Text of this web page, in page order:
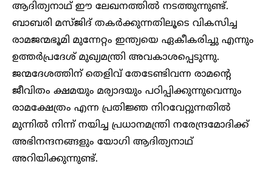
ആദിത്യനാഥ് ഈ ലേഖനത്തില്‍ നടത്തുന്നുണ്ട്.
ബാബരി മസ്ജിദ് തകര്‍ക്കുന്നതിലൂടെ വികസിച്ച
രാമജന്മഭൂമി മുന്നേറ്റം ഇന്ത്യയെ ഏകീകരിച്ചു എന്നും
ഉത്തര്‍പ്രദേശ് മുഖ്യമന്ത്രി അവകാശപ്പെടുന്നു.
ജന്മദേശത്തിന് തെളിവ് തേടേണ്ടിവന്ന രാമന്റെ
ജീവിതം ക്ഷമയും മര്യാദയും പഠിപ്പിക്കുന്നുവെന്നും
രാമക്ഷേത്രം എന്ന പ്രതിജ്ഞ നിറവേറ്റുന്നതില്‍
മുന്നില്‍ നിന്ന് നയിച്ച പ്രധാനമന്ത്രി നരേന്ദ്രമോദിക്ക്
അഭിനന്ദനങ്ങളും യോഗി ആദിത്യനാഥ്
അറിയിക്കുന്നുണ്ട്.